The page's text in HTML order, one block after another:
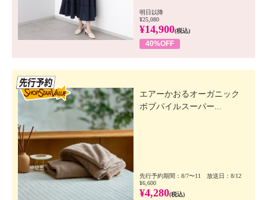
明日以降
¥25,080
¥14,900(税込)
40%OFF
エアーかおるオーガニック
ボブパイルスーパー...
先行予約期間：8/7〜11 放送日：8/12
¥6,600
¥4,280(税込)